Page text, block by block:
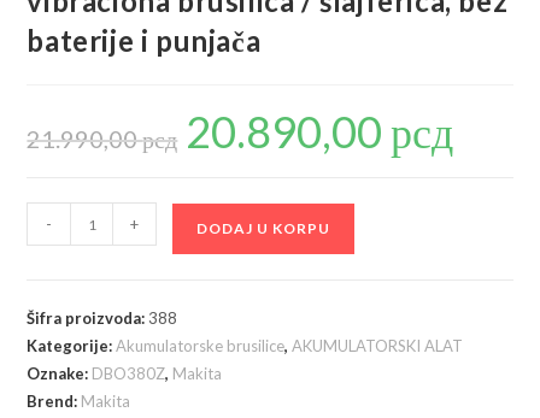
baterije i punjača
21.990,00рсд
Originalna
cena
je
20.890,00рсдje:
DBO380Z
vibraciona
brusilica
/
šlajferica,
- + DODAJ U KORPU
Šifra proizvoda: 388
Kategorije:Akumulatorske brusilice,AKUMULATORSKI ALAT
Oznake: DBO380Z, Makita
Brend: Makita